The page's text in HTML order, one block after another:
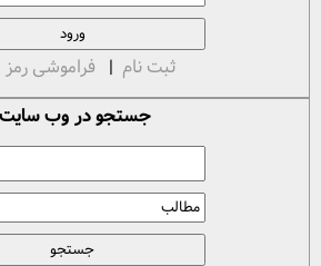
ثبت نام | فراموشی رمز
جستجو در وب